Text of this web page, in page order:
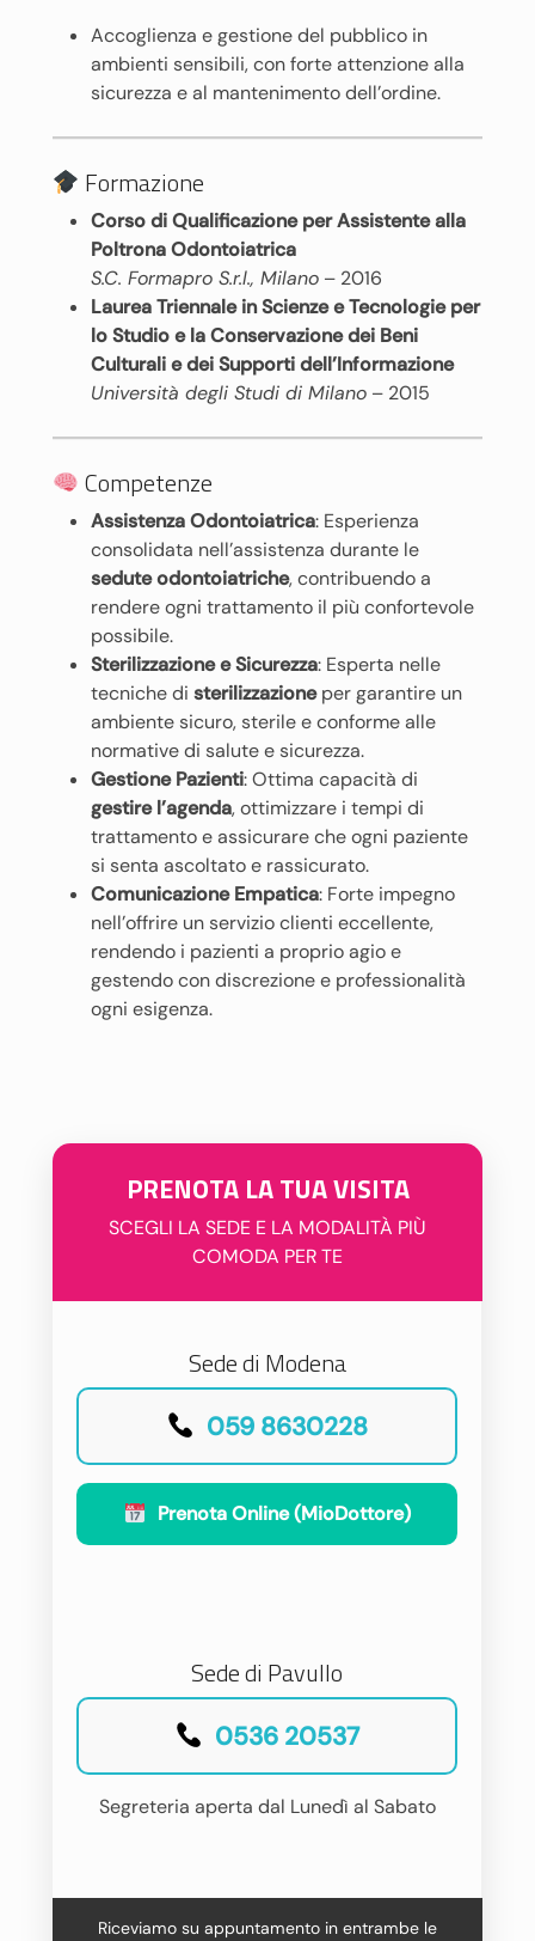
Accoglienza e gestione del pubblico in
ambienti sensibili, con forte attenzione alla
sicurezza e al mantenimento dell’ordine.
Formazione
Corso di Qualificazione per Assistente alla
Poltrona Odontoiatrica
S.C. Formapro S.r.l., Milano – 2016
Laurea Triennale in Scienze e Tecnologie per
lo Studio e la Conservazione dei Beni
Culturali e dei Supporti dell’Informazione
Università degli Studi di Milano – 2015
Competenze
Assistenza Odontoiatrica: Esperienza
consolidata nell’assistenza durante le
sedute odontoiatriche, contribuendo a
rendere ogni trattamento il più confortevole
possibile.
Sterilizzazione e Sicurezza: Esperta nelle
tecniche di sterilizzazioneper garantire un
ambiente sicuro, sterile e conforme alle
normative di salute e sicurezza.
Gestione Pazienti: Ottima capacità di
gestire l’agenda, ottimizzare i tempi di
trattamento e assicurare che ogni paziente
si senta ascoltato e rassicurato.
Comunicazione Empatica: Forte impegno
nell’offrire un servizio clienti eccellente,
rendendo i pazienti a proprio agio e
gestendo con discrezione e professionalità
ogni esigenza.
PRENOTA LA TUA VISITA
SCEGLI LA SEDE E LA MODALITÀ PIÙ
COMODA PER TE
Sede di Modena
059 8630228
Prenota Online (MioDottore)
Sede di Pavullo
0536 20537
Segreteria aperta dal Lunedì al Sabato
Riceviamo su appuntamento in entrambe le